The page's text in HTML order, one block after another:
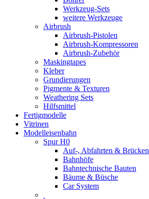
Werkzeug-Sets
weitere Werkzeuge
Airbrush
Airbrush-Pistolen
Airbrush-Kompressoren
Airbrush-Zubehör
Maskingtapes
Kleber
Grundierungen
Pigmente & Texturen
Weathering Sets
Hilfsmittel
Fertigmodelle
Vitrinen
Modelleisenbahn
Spur H0
Auf-, Abfahrten & Brücken
Bahnhöfe
Bahntechnische Bauten
Bäume & Büsche
Car System